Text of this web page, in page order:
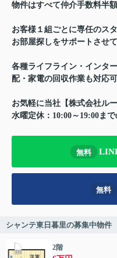
物件はすべて仲介手数料半
お客様１組ごとに専任のス
お部屋探しをサポートさせ
各種ライフライン・インタ
配・家電の回収作業も対応可
お気軽に当社【株式会社ル
水曜定休：10:00～19:00ま
無料
無料
シャンテ東日暮里の募集中物件
2階